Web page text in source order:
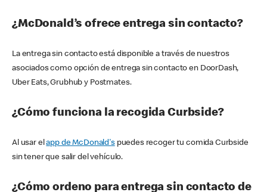
¿McDonald’s ofrece entrega sin contacto?
La entrega sin contacto está disponible a través de nuestros
asociados como opción de entrega sin contacto en DoorDash,
Uber Eats, Grubhub y Postmates.
¿Cómo funciona la recogida Curbside?
Al usar elapp de McDonald'spuedes recoger tu comida Curbside
sin tener que salir del vehículo.
¿Cómo ordeno para entrega sin contacto de